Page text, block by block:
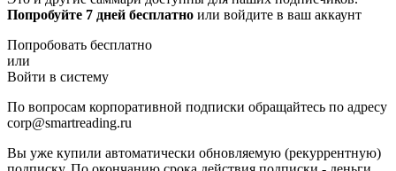
Попробуйте 7 дней бесплатно или войдите в ваш аккаунт
Попробовать бесплатно
или
Войти в систему
По вопросам корпоративной подписки обращайтесь по адресу
corp@smartreading.ru
Вы уже купили автоматически обновляемую (рекуррентную)